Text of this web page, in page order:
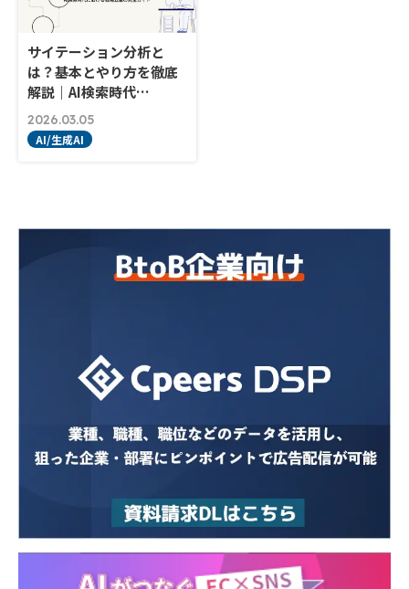
サイテーション分析と
は？基本とやり方を徹底
解説｜AI検索時代…
2026.03.05
AI/生成AI